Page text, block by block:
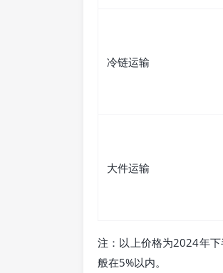
冷链运输
大件运输
注：以上价格为2024年
般在5%以内。